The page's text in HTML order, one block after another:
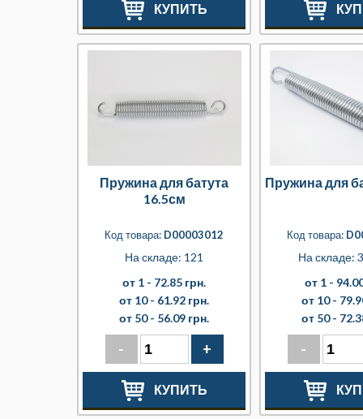
КУПИТЬ
Пружина для батута
16.5см
Код товара: D00003012
На складе: 121
от 1 - 72.85 грн.
от 10 - 61.92 грн.
от 50 - 56.09 грн.
- +
КУПИТЬ
Пружина для
Код товара:
На складе:
от 1 -
от 10 -
от 50 -
-